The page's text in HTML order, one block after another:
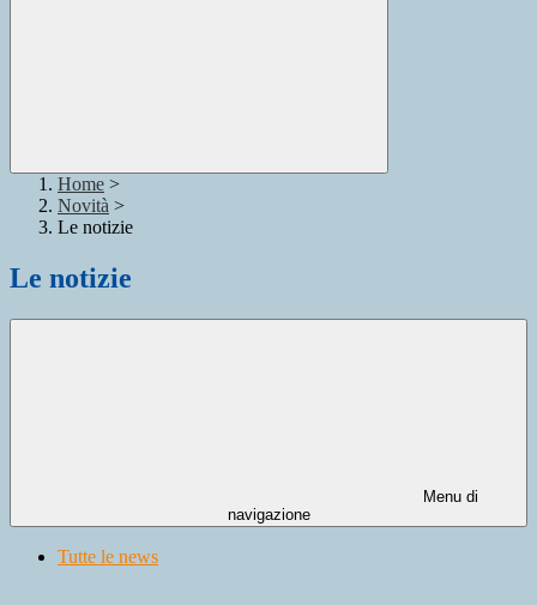
Home >
Novità >
Le notizie
Le notizie
Menu di
navigazione
Tutte le news